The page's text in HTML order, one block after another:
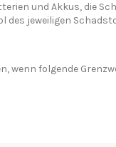
und Akkus, die
jeweiligen
wenn folgende